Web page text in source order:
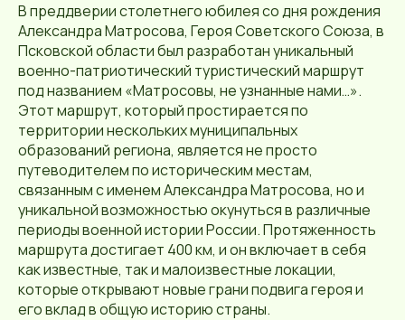
В преддверии столетнего юбилея со дня рождения
Александра Матросова, Героя Советского Союза, в
Псковской области был разработан уникальный
военно-патриотический туристический маршрут
под названием «Матросовы, не узнанные нами…».
Этот маршрут, который простирается по
территории нескольких муниципальных
образований региона, является не просто
путеводителем по историческим местам,
связанным с именем Александра Матросова, но и
уникальной возможностью окунуться в различные
периоды военной истории России. Протяженность
маршрута достигает 400 км, и он включает в себя
как известные, так и малоизвестные локации,
которые открывают новые грани подвига героя и
его вклад в общую историю страны.